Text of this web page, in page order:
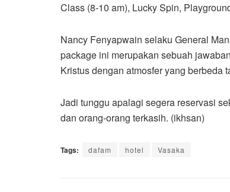
Class (8-10 am), Lucky Spin,
Nancy Fenyapwain selaku General
package ini merupakan sebuah
Kristus dengan atmosfer yang berbeda
Jadi tunggu apalagi segera reservasi
dan orang-orang terkasih. (ikhsan)
Tags: dafam hotel Vasaka